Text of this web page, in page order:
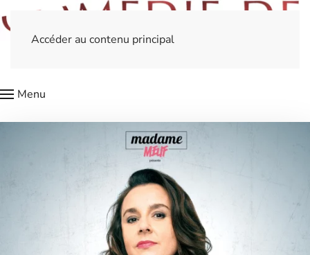
Accéder au contenu principal
Menu